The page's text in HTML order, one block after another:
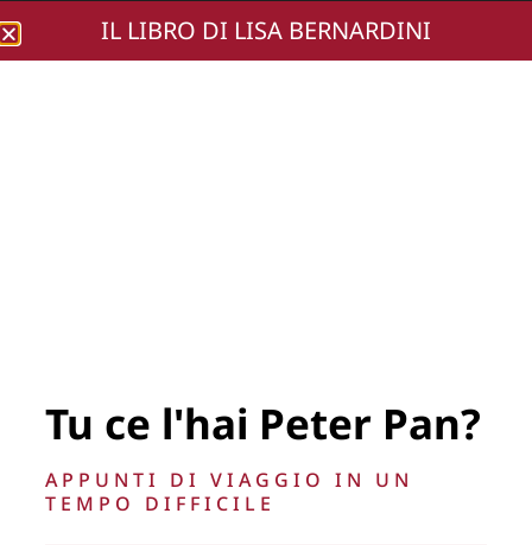
Lisa Bernardini
IL LIBRO DI LISA BERNARDINI
Tu ce l'hai Peter Pan?
APPUNTI DI VIAGGIO IN UN
TEMPO DIFFICILE